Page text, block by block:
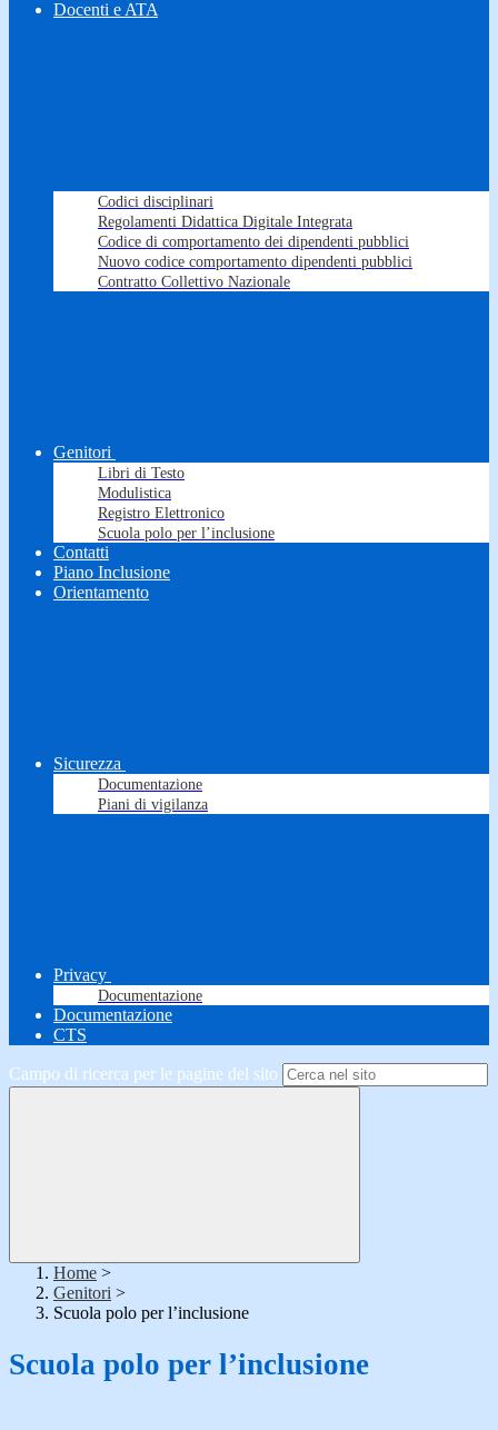
Docenti e ATA
Codici disciplinari
Regolamenti Didattica Digitale Integrata
Codice di comportamento dei dipendenti pubblici
Nuovo codice comportamento dipendenti pubblici
Contratto Collettivo Nazionale
Genitori
Libri di Testo
Modulistica
Registro Elettronico
Scuola polo per l’inclusione
Contatti
Piano Inclusione
Orientamento
Sicurezza
Documentazione
Piani di vigilanza
Privacy
Documentazione
Documentazione
CTS
Campo di ricerca per le pagine del sito
Home >
Genitori >
Scuola polo per l’inclusione
Scuola polo per l’inclusione